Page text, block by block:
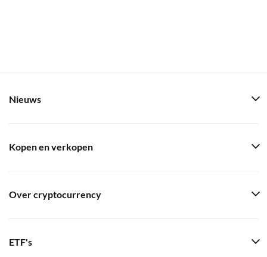
Nieuws
Kopen en verkopen
Over cryptocurrency
ETF's